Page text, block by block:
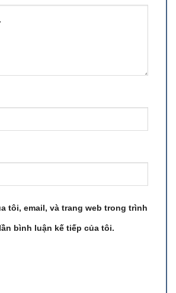
tôi, email, và trang web trong trình
bình luận kế tiếp của tôi.